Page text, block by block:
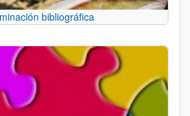
bibliográfica